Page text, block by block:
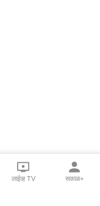
लाईव्ह TV सकाळ+